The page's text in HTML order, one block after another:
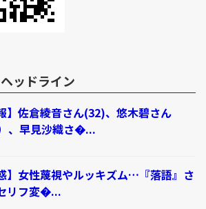
ッドライン
】佐倉綾音さん(32)、悠木碧さん
）、早見沙織さ�...
】女性蔑視やルッキズム…『落語』さ
リフ変�...